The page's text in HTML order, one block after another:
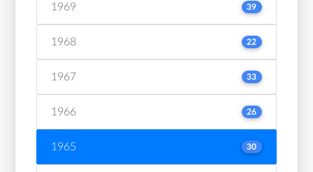
1969 39
1968 22
1967 33
1966 26
1965 30